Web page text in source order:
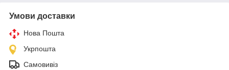
Умови доставки
Нова Пошта
Укрпошта
Самовивіз